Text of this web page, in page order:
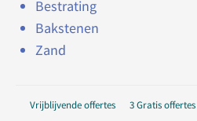
Bestrating
Bakstenen
Zand
Vrijblijvende offertes
3 Gratis